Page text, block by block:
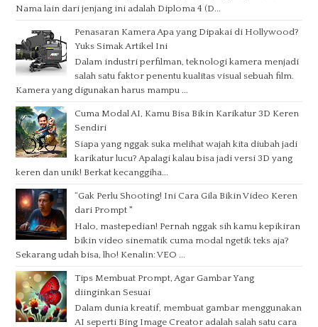
Nama lain dari jenjang ini adalah Diploma 4 (D...
Penasaran Kamera Apa yang Dipakai di Hollywood?
Yuks Simak Artikel Ini
Dalam industri perfilman, teknologi kamera menjadi
salah satu faktor penentu kualitas visual sebuah film.
Kamera yang digunakan harus mampu ...
Cuma Modal AI, Kamu Bisa Bikin Karikatur 3D Keren
Sendiri
Siapa yang nggak suka melihat wajah kita diubah jadi
karikatur lucu? Apalagi kalau bisa jadi versi 3D yang
keren dan unik! Berkat kecanggiha...
“Gak Perlu Shooting! Ini Cara Gila Bikin Video Keren
dari Prompt "
Halo, mastepedian! Pernah nggak sih kamu kepikiran
bikin video sinematik cuma modal ngetik teks aja?
Sekarang udah bisa, lho! Kenalin: VEO ...
Tips Membuat Prompt, Agar Gambar Yang
diinginkan Sesuai
Dalam dunia kreatif, membuat gambar menggunakan
AI seperti Bing Image Creator adalah salah satu cara